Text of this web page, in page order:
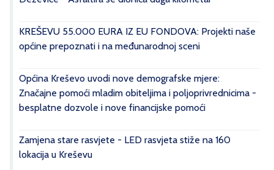
KREŠEVU 55.000 EURA IZ EU FONDOVA: Projekti naše
općine prepoznati i na međunarodnoj sceni
Općina Kreševo uvodi nove demografske mjere:
Značajne pomoći mladim obiteljima i poljoprivrednicima -
besplatne dozvole i nove financijske pomoći
Zamjena stare rasvjete - LED rasvjeta stiže na 160
lokacija u Kreševu